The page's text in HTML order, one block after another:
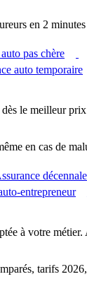
en 2 minutes
pas chère
auto temporaire
dès le meilleur
en cas de
décennale
entrepreneur
à votre
tarifs